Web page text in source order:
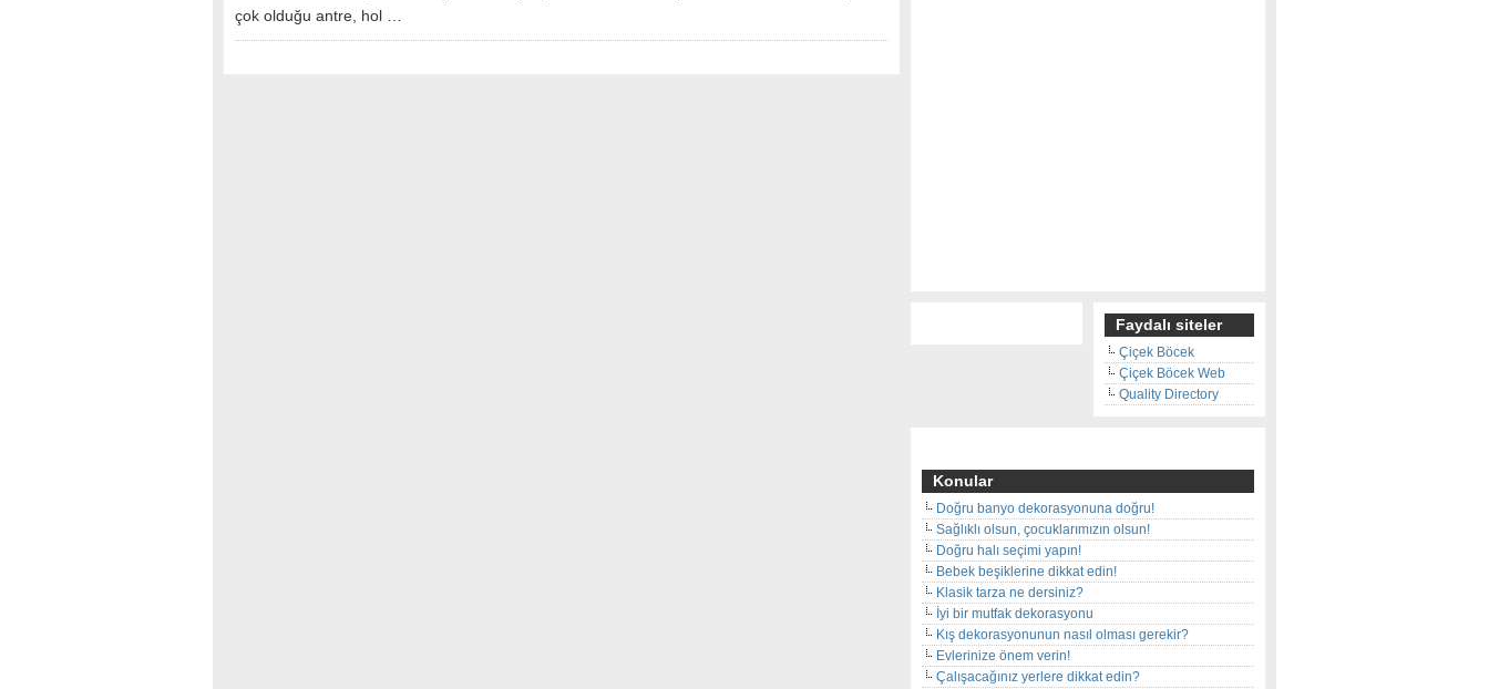
çok olduğu antre, hol …
Faydalı siteler
Çiçek Böcek
Çiçek Böcek Web
Quality Directory
Konular
Doğru banyo dekorasyonuna doğru!
Sağlıklı olsun, çocuklarımızın olsun!
Doğru halı seçimi yapın!
Bebek beşiklerine dikkat edin!
Klasik tarza ne dersiniz?
İyi bir mutfak dekorasyonu
Kış dekorasyonunun nasıl olması gerekir?
Evlerinize önem verin!
Çalışacağınız yerlere dikkat edin?